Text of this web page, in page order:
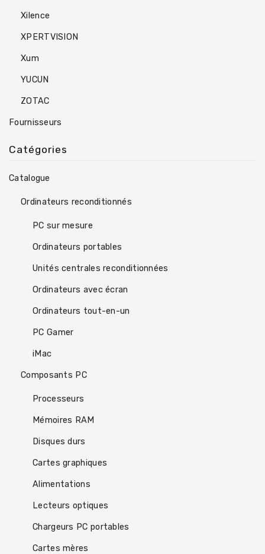
Xilence
XPERTVISION
Xum
YUCUN
ZOTAC
Fournisseurs
Catégories
Catalogue
Ordinateurs reconditionnés
PC sur mesure
Ordinateurs portables
Unités centrales reconditionnées
Ordinateurs avec écran
Ordinateurs tout-en-un
PC Gamer
iMac
Composants PC
Processeurs
Mémoires RAM
Disques durs
Cartes graphiques
Alimentations
Lecteurs optiques
Chargeurs PC portables
Cartes mères